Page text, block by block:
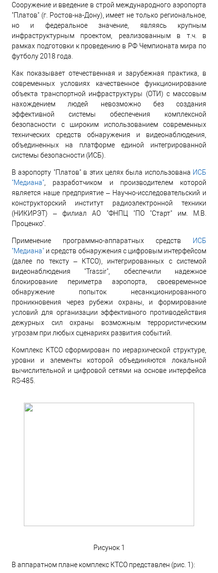
Сооружение и введение в строй международного аэропорта
"Платов" (г. Ростов-на-Дону), имеет не только региональное,
но и федеральное значение, являясь крупным
инфраструктурным проектом, реализованным в т.ч. в
рамках подготовки к проведению в РФ Чемпионата мира по
футболу 2018 года.
Как показывает отечественная и зарубежная практика, в
современных условиях качественное функционирование
объекта транспортной инфраструктуры (ОТИ) с массовым
нахождением людей невозможно без создания
эффективной системы обеспечения комплексной
безопасности с широким использованием современных
технических средств обнаружения и видеонаблюдения,
объединенных на платформе единой интегрированной
системы безопасности (ИСБ).
В аэропорту "Платов" в этих целях была использована ИСБ
"Медиана" , разработчиком и производителем которой
является наше предприятие – Научно-исследовательский и
конструкторский институт радиоэлектронной техники
(НИКИРЭТ) – филиал АО "ФНПЦ "ПО "Старт" им. М.В.
Проценко".
Применение программно-аппаратных средств
ИСБ
"Медиана" и средств обнаружения с цифровым интерфейсом
(далее по тексту – КТСО), интегрированных с системой
видеонаблюдения "Trassir", обеспечили надежное
блокирование периметра аэропорта, своевременное
обнаружение попыток несанкционированного
проникновения через рубежи охраны, и формирование
условий для организации эффективного противодействия
дежурных сил охраны возможным террористическим
угрозам при любых сценариях развития событий.
Комплекс КТСО сформирован по иерархической структуре,
уровни и элементы которой объединяются локальной
вычислительной и цифровой сетями на основе интерфейса
RS-485.
Рисунок 1
В аппаратном плане комплекс КТСО представлен (рис. 1):